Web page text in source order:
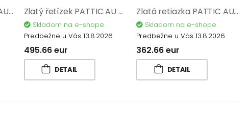
Zlatá retiazka PATTIC AU 585/1000 5,25 gr BA600902Y-50 Zlatý řetízek PATTIC AU 585/1000 2,05 gr BA640902Y-42
Skladom na e-shope
Predbežne u Vás 13.8.2026
495.66 eur
DETAIL
Zlatá retiazka PATTIC AU 585/1000 1,50 gr BA630902Y-42
Skladom na e-shope
Predbežne u Vás 13.8.2026
362.66 eur
DETAIL